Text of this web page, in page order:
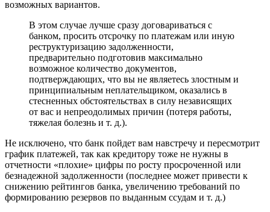
возможных вариантов.
В этом случае лучше сразу договариваться с
банком, просить отсрочку по платежам или иную
реструктуризацию задолженности,
предварительно подготовив максимально
возможное количество документов,
подтверждающих, что вы не являетесь злостным и
принципиальным неплательщиком, оказались в
стесненных обстоятельствах в силу независящих
от вас и непреодолимых причин (потеря работы,
тяжелая болезнь и т. д.).
Не исключено, что банк пойдет вам навстречу и пересмотрит
график платежей, так как кредитору тоже не нужны в
отчетности «плохие» цифры по росту просроченной или
безнадежной задолженности (последнее может привести к
снижению рейтингов банка, увеличению требований по
формированию резервов по выданным ссудам и т. д.)